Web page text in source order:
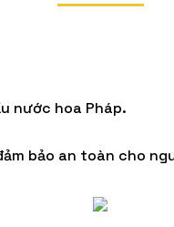
nước hoa Pháp.
bảo an toàn cho